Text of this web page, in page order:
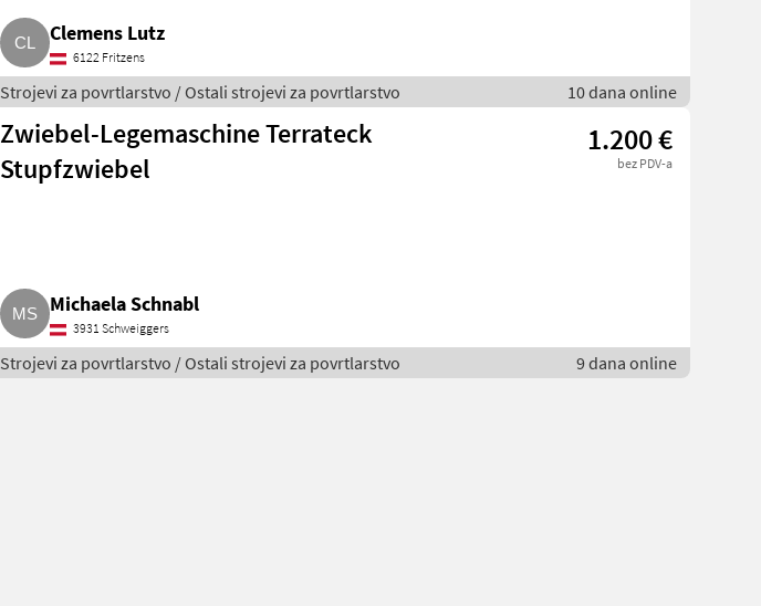
Clemens Lutz
6122 Fritzens
Strojevi za povrtlarstvo / Ostali strojevi za povrtlarstvo 10 dana online
Zwiebel-Legemaschine Terrateck
Stupfzwiebel
1.200 €
bez PDV-a
Michaela Schnabl
3931 Schweiggers
Strojevi za povrtlarstvo / Ostali strojevi za povrtlarstvo 9 dana online